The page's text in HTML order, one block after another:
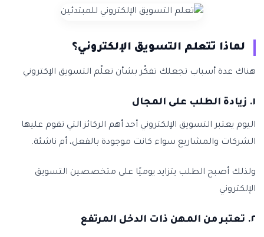
لماذا تتعلم التسويق الإلكتروني؟
هناك عدة أسباب تجعلك تفكّر بشأن تعلّم التسويق الإكتروني
١. زيادة الطلب على المجال
اليوم يعتبر التسويق الإلكتروني أحد أهم الركائز التي تقوم عليها
الشركات والمشاريع سواء كانت موجودة بالفعل، أم ناشئة.
ولذلك أصبح الطلب يتزايد يوميًا على متخصصين التسويق
الإلكتروني
٢. تعتبر من المهن ذات الدخل المرتفع